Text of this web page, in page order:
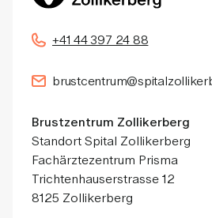
+41 44 397 24 88
Brustzentrum Zollikerberg
Standort Spital Zollikerberg
Fachärztezentrum Prisma
Trichtenhauserstrasse 12
8125 Zollikerberg